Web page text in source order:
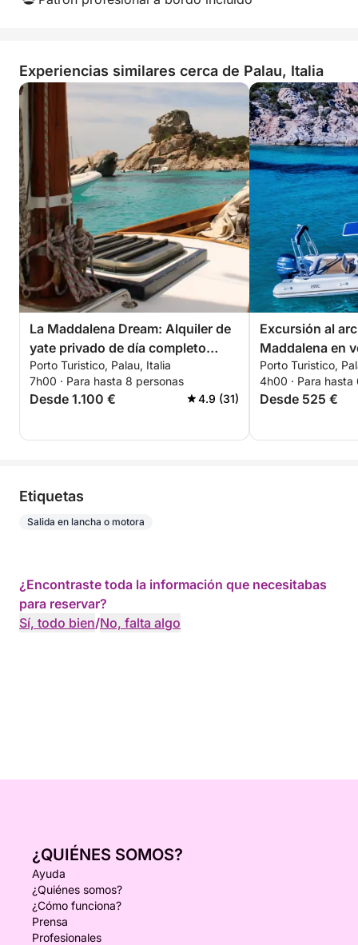
Experiencias similares cerca de Palau, Italia
La Maddalena Dream: Alquiler de
yate privado de día completo
desde Palau
Porto Turistico, Palau, Italia
7h00 · Para hasta 8 personas
Desde 1.100 € 4.9 (31)
Excursión al
Maddalena en
patrón (medio
Porto Turistico,
4h00 · Para hasta
Desde 525 €
Etiquetas
Salida en lancha o motora
¿Encontraste toda la información que necesitabas
para reservar?
Sí, todo bien/No, falta algo
¿QUIÉNES SOMOS?
Ayuda
¿Quiénes somos?
¿Cómo funciona?
Prensa
Profesionales